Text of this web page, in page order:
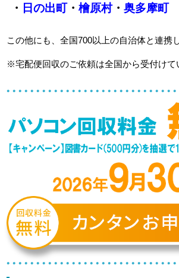
・ 日の出町・ 檜原村・ 奥多摩町
この他にも、全国700以上の自治体と連携
※宅配便回収のご依頼は全国から受付けて